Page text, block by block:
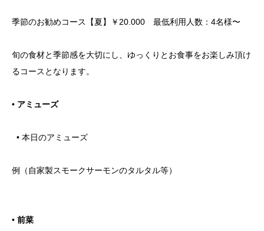
季節のお勧めコース【夏】￥20.000 最低利用人数：4名様〜
旬の食材と季節感を大切にし、ゆっくりとお食事をお楽しみ頂け
るコースとなります。
• アミューズ
• 本日のアミューズ
例（自家製スモークサーモンのタルタル等）
• 前菜